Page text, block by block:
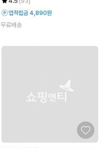
앱적립금 4,890원
무료배송